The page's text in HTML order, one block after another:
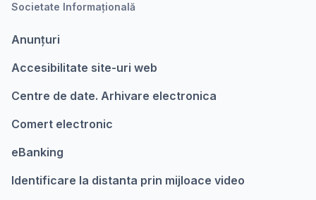
Societate Informațională
Anunțuri
Accesibilitate site-uri web
Centre de date. Arhivare electronica
Comert electronic
eBanking
Identificare la distanta prin mijloace video